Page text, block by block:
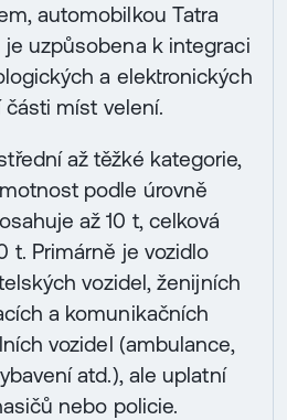
automobilkou Tatra
uzpůsobena k integraci
a elektronických
míst velení.
až těžké kategorie,
podle úrovně
až 10 t, celková
t. Primárně je vozidlo
vozidel, ženijních
a komunikačních
vozidel (ambulance,
atd.), ale uplatní
nebo policie.